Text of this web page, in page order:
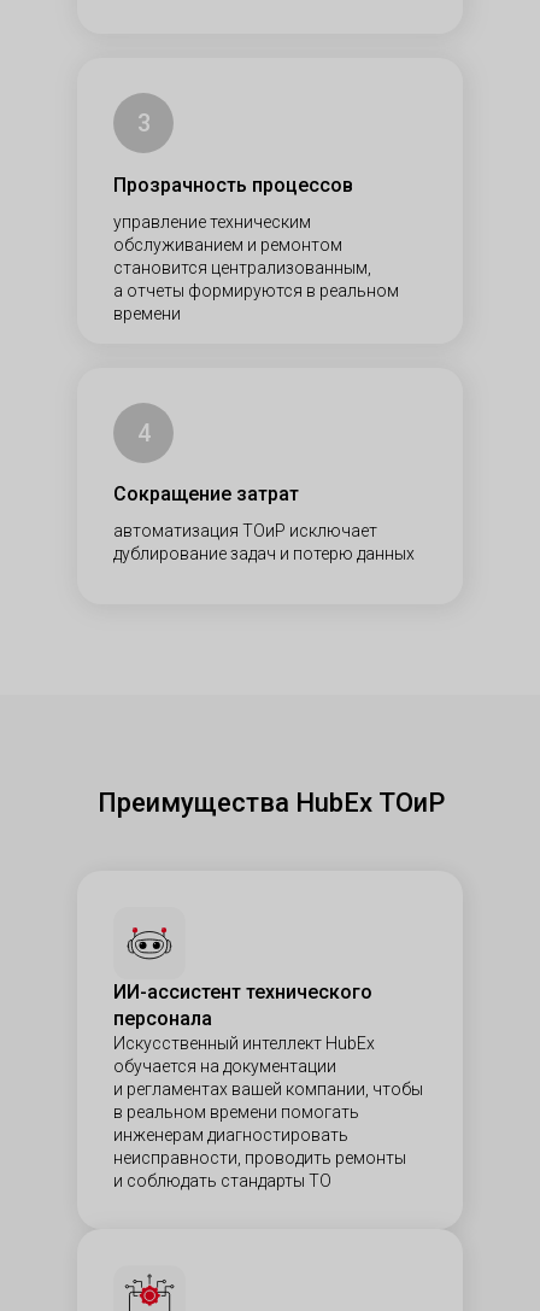
автоматизация ТОиР исключает
дублирование задач и потерю данных
Сокращение затрат
Прозрачность процессов
управление техническим
обслуживанием и ремонтом
становится централизованным,
а отчеты формируются в реальном
времени
4
3
ИИ-ассистент технического
персонала
Искусственный интеллект HubEx
обучается на документации
и регламентах вашей компании, чтобы
в реальном времени помогать
инженерам диагностировать
неисправности, проводить ремонты
и соблюдать стандарты ТО
Преимущества HubEx ТОиР